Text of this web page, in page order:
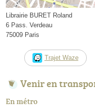
Librairie BURET Roland
6 Pass. Verdeau
75009 Paris
Trajet Waze
Venir en
En métro